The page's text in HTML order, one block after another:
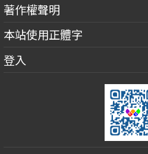
著作權聲明
本站使用正體字
登入